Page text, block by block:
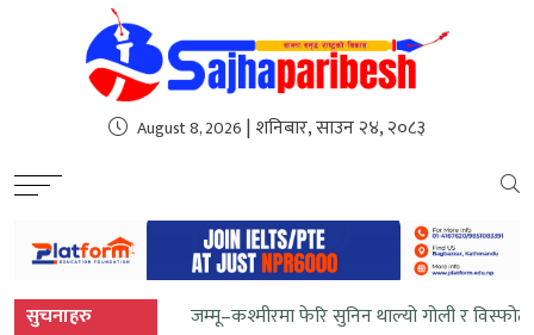
sweet bonanza
August 8, 2026 | शनिबार, साउन २४, २०८३
सुचनाहरु जम्मू–कश्मीरमा फेरि सुनिन थाल्यो गोली र